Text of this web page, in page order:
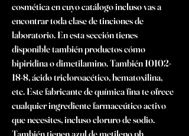
cosmética en cuyo catálogo incluso vas a
encontrar toda clase de tinciones de
laboratorio. En esta sección tienes
disponible también productos cómo
bipiridina o dimetilamino. También 10102-
18-8, ácido tricloroacético, hematoxilina,
etc. Este fabricante de química fina te ofrece
cualquier ingrediente farmaceútico activo
que necesites, incluso cloruro de sodio.
También tienen azul de metileno ph.